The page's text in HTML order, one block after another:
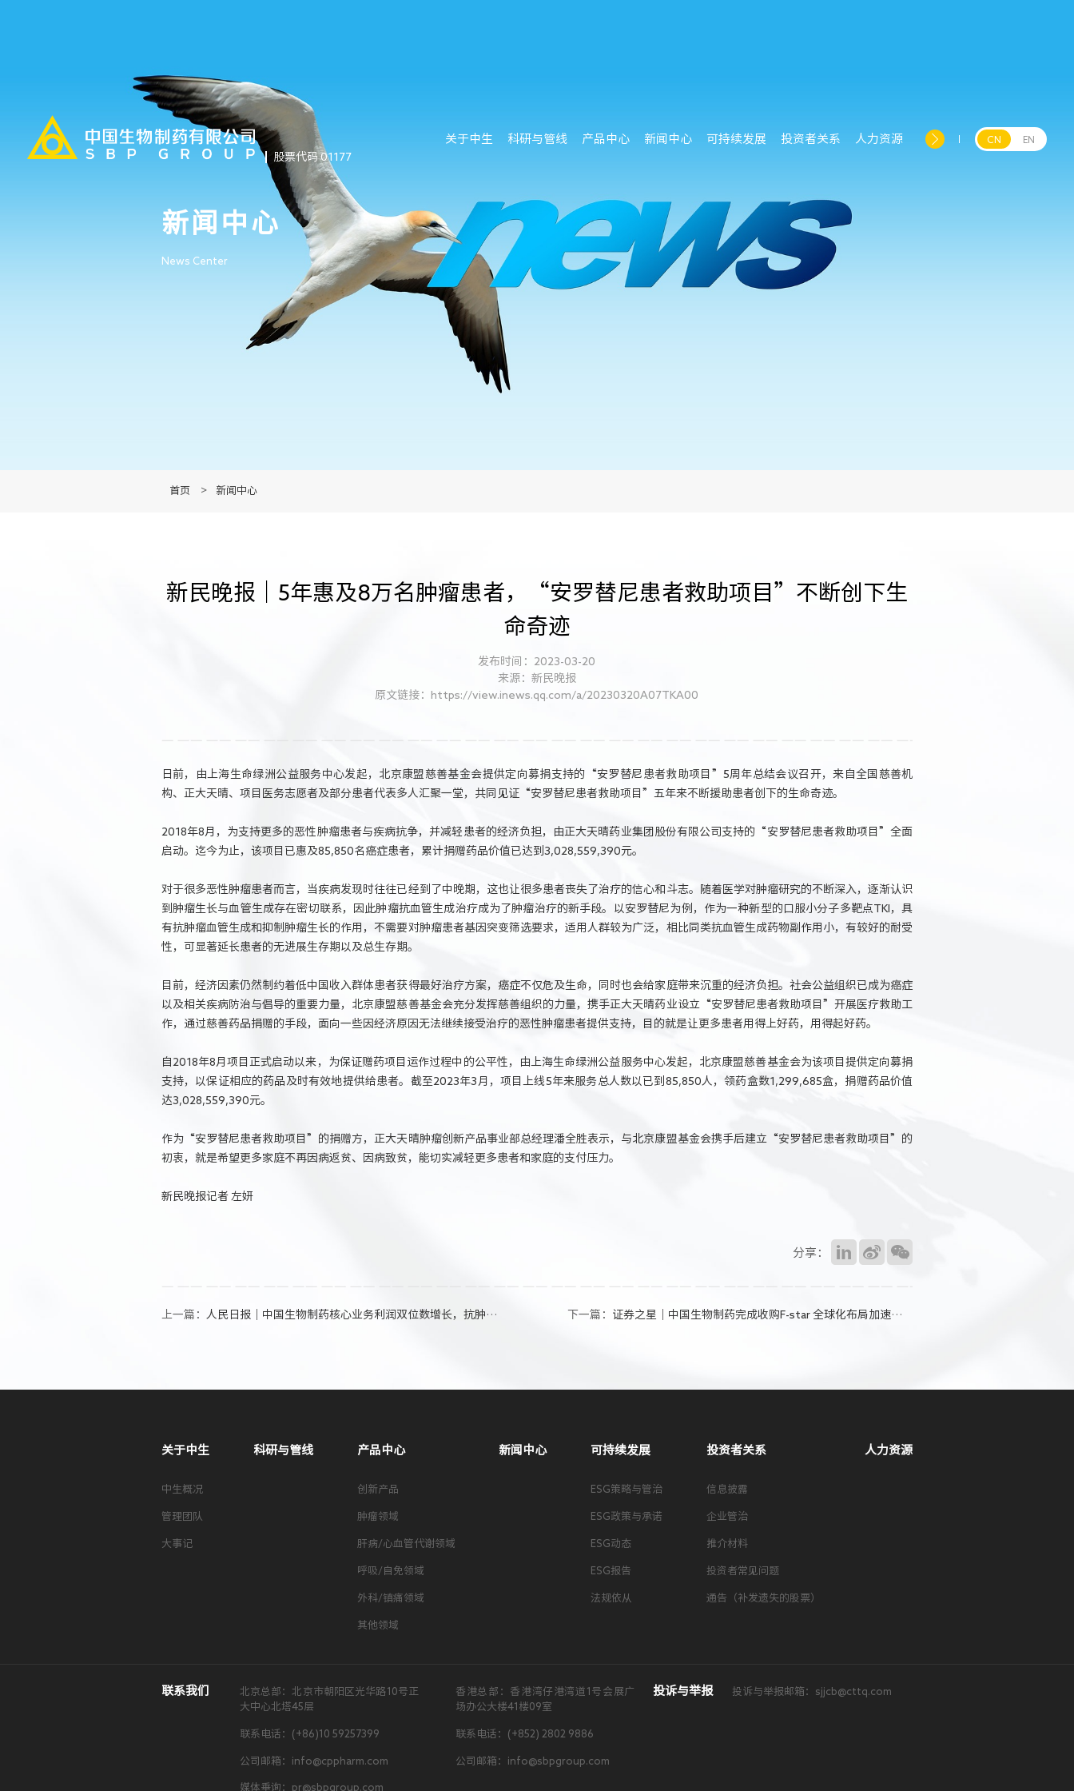
股票代码 01177
关于中生 科研与管线 产品中心 新闻中心 可持续发展 投资者关系 人力资源 CN EN
新闻中心
News Center
首页 > 新闻中心
新民晚报｜5年惠及8万名肿瘤患者，“安罗替尼患者救助项目”不断创下生
命奇迹
发布时间：2023-03-20
来源：新民晚报
原文链接：https://view.inews.qq.com/a/20230320A07TKA00
日前，由上海生命绿洲公益服务中心发起，北京康盟慈善基金会提供定向募捐支持的“安罗替尼患者救助项目”5周年总结会议召开，来自全国慈善机
构、正大天晴、项目医务志愿者及部分患者代表多人汇聚一堂，共同见证“安罗替尼患者救助项目”五年来不断援助患者创下的生命奇迹。
2018年8月，为支持更多的恶性肿瘤患者与疾病抗争，并减轻患者的经济负担，由正大天晴药业集团股份有限公司支持的“安罗替尼患者救助项目”全面
启动。迄今为止，该项目已惠及85,850名癌症患者，累计捐赠药品价值已达到3,028,559,390元。
对于很多恶性肿瘤患者而言，当疾病发现时往往已经到了中晚期，这也让很多患者丧失了治疗的信心和斗志。随着医学对肿瘤研究的不断深入，逐渐认识
到肿瘤生长与血管生成存在密切联系，因此肿瘤抗血管生成治疗成为了肿瘤治疗的新手段。以安罗替尼为例，作为一种新型的口服小分子多靶点TKI，具
有抗肿瘤血管生成和抑制肿瘤生长的作用，不需要对肿瘤患者基因突变筛选要求，适用人群较为广泛，相比同类抗血管生成药物副作用小，有较好的耐受
性，可显著延长患者的无进展生存期以及总生存期。
目前，经济因素仍然制约着低中国收入群体患者获得最好治疗方案，癌症不仅危及生命，同时也会给家庭带来沉重的经济负担。社会公益组织已成为癌症
以及相关疾病防治与倡导的重要力量，北京康盟慈善基金会充分发挥慈善组织的力量，携手正大天晴药业设立“安罗替尼患者救助项目”开展医疗救助工
作，通过慈善药品捐赠的手段，面向一些因经济原因无法继续接受治疗的恶性肿瘤患者提供支持，目的就是让更多患者用得上好药，用得起好药。
自2018年8月项目正式启动以来，为保证赠药项目运作过程中的公平性，由上海生命绿洲公益服务中心发起，北京康盟慈善基金会为该项目提供定向募捐
支持，以保证相应的药品及时有效地提供给患者。截至2023年3月，项目上线5年来服务总人数以已到85,850人，领药盒数1,299,685盒，捐赠药品价值
达3,028,559,390元。
作为“安罗替尼患者救助项目”的捐赠方，正大天晴肿瘤创新产品事业部总经理潘全胜表示，与北京康盟基金会携手后建立“安罗替尼患者救助项目”的
初衷，就是希望更多家庭不再因病返贫、因病致贫，能切实减轻更多患者和家庭的支付压力。
新民晚报记者 左妍
分享：
上一篇： 人民日报｜中国生物制药核心业务利润双位数增长，抗肿瘤领域研发投入约占75% 下一篇： 证券之星｜中国生物制药完成收购F-star 全球化布局加速双抗药物研发
关于中生
中生概况
管理团队
大事记
科研与管线 产品中心
创新产品
肿瘤领域
肝病/心血管代谢领域
呼吸/自免领域
外科/镇痛领域
其他领域
新闻中心 可持续发展
ESG策略与管治
ESG政策与承诺
ESG动态
ESG报告
法规依从
投资者关系
信息披露
企业管治
推介材料
投资者常见问题
通告（补发遗失的股票）
人力资源
联系我们
北京总部：北京市朝阳区光华路10号正
大中心北塔45层
联系电话：(+86)10 59257399
公司邮箱：info@cppharm.com
媒体垂询：pr@sbpgroup.com
香港总部：香港湾仔港湾道1号会展广
场办公大楼41楼09室
联系电话：(+852) 2802 9886
公司邮箱：info@sbpgroup.com
投诉与举报 投诉与举报邮箱：sjjcb@cttq.com